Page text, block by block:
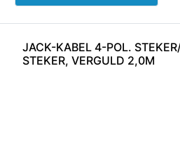
JACK-KABEL 4-POL.
STEKER, VERGULD 2,0M